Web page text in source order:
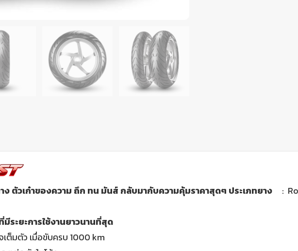
ง ตัวเก๋าของความ ถึก ทน มันส์ กลับมากับความคุ้มราคาสุดๆ ประเภทยาง :
ะยะการใช้งานยาวนานที่สุด
เต็มตัว เมื่อขับครบ 1000 km